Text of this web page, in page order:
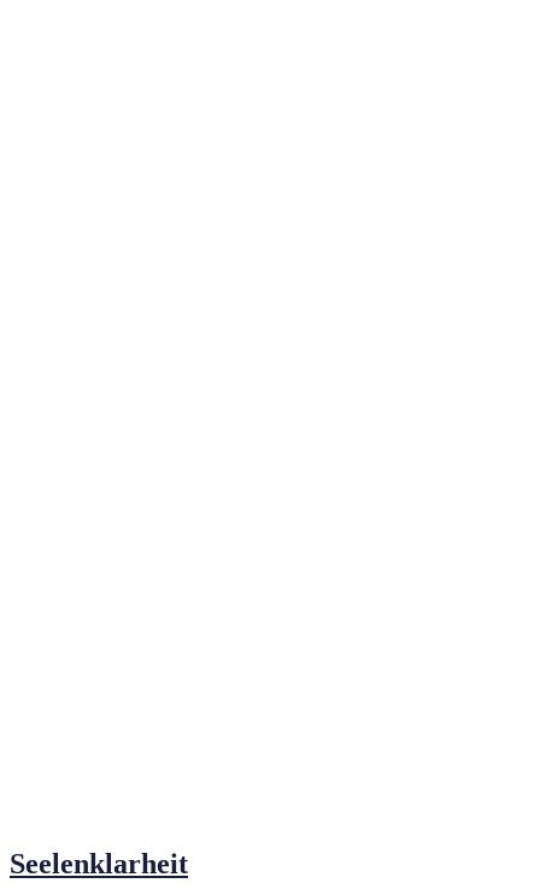
Seelenklarheit